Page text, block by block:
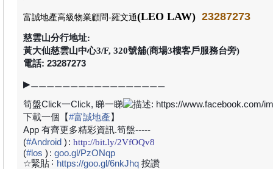
富誠地產高級物業顧問-羅文通(LEO LAW) 23287273
慈雲山分行地址:
黃大仙慈雲山中心3/F, 320號舖(商場3樓客戶服務台旁)
電話: 23287273
▶⚊⚊⚊⚊⚊⚊⚊⚊⚊⚊⚊⚊⚊⚊⚊⚊⚊
筍盤Click一Click, 睇一睇
下載一個【#富誠地產】
App 有齊更多精彩資訊.筍盤-----
(#Android ) : http://bit.ly/2VfOQv8
(#los ) : goo.gl/PzONqp
☆緊貼 :https://goo.gl/6nkJhq 按讚